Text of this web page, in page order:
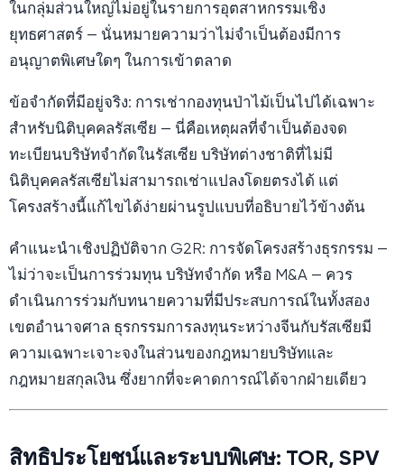
ในกลุ่มส่วนใหญ่ไม่อยู่ในรายการอุตสาหกรรมเชิง
ยุทธศาสตร์ — นั่นหมายความว่าไม่จำเป็นต้องมีการ
อนุญาตพิเศษใดๆ ในการเข้าตลาด
ข้อจำกัดที่มีอยู่จริง: การเช่ากองทุนป่าไม้เป็นไปได้เฉพาะ
สำหรับนิติบุคคลรัสเซีย — นี่คือเหตุผลที่จำเป็นต้องจด
ทะเบียนบริษัทจำกัดในรัสเซีย บริษัทต่างชาติที่ไม่มี
นิติบุคคลรัสเซียไม่สามารถเช่าแปลงโดยตรงได้ แต่
โครงสร้างนี้แก้ไขได้ง่ายผ่านรูปแบบที่อธิบายไว้ข้างต้น
คำแนะนำเชิงปฏิบัติจาก G2R: การจัดโครงสร้างธุรกรรม —
ไม่ว่าจะเป็นการร่วมทุน บริษัทจำกัด หรือ M&A — ควร
ดำเนินการร่วมกับทนายความที่มีประสบการณ์ในทั้งสอง
เขตอำนาจศาล ธุรกรรมการลงทุนระหว่างจีนกับรัสเซียมี
ความเฉพาะเจาะจงในส่วนของกฎหมายบริษัทและ
กฎหมายสกุลเงิน ซึ่งยากที่จะคาดการณ์ได้จากฝ่ายเดียว
สิทธิประโยชน์และระบบพิเศษ: TOR, SPV